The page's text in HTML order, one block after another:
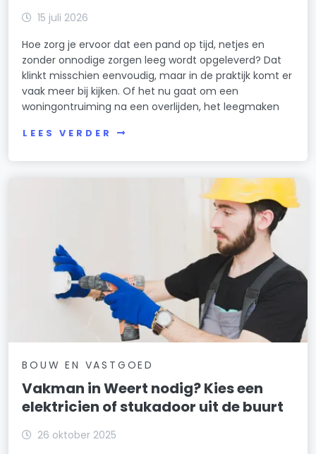
15 juli 2026
Hoe zorg je ervoor dat een pand op tijd, netjes en
zonder onnodige zorgen leeg wordt opgeleverd? Dat
klinkt misschien eenvoudig, maar in de praktijk komt er
vaak meer bij kijken. Of het nu gaat om een
woningontruiming na een overlijden, het leegmaken
LEES VERDER
BOUW EN VASTGOED
Vakman in Weert nodig? Kies een
elektricien of stukadoor uit de buurt
26 oktober 2025